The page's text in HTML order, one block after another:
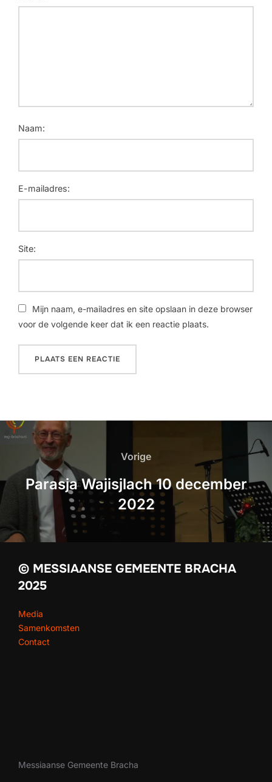
Naam:
E-mailadres:
Site:
Mijn naam, e-mailadres en site opslaan in deze browser
voor de volgende keer dat ik een reactie plaats.
Vorige
Parasja Wajisjlach 10 december
2022
© MESSIAANSE GEMEENTE BRACHA
2025
Media
Samenkomsten
Contact
Messiaanse Gemeente Bracha